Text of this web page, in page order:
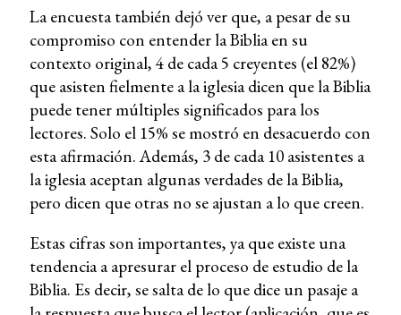
La encuesta también dejó ver que, a pesar de su
compromiso con entender la Biblia en su
contexto original, 4 de cada 5 creyentes (el 82%)
que asisten fielmente a la iglesia dicen que la Biblia
puede tener múltiples significados para los
lectores. Solo el 15% se mostró en desacuerdo con
esta afirmación. Además, 3 de cada 10 asistentes a
la iglesia aceptan algunas verdades de la Biblia,
pero dicen que otras no se ajustan a lo que creen.
Estas cifras son importantes, ya que existe una
tendencia a apresurar el proceso de estudio de la
Biblia. Es decir, se salta de lo que dice un pasaje a